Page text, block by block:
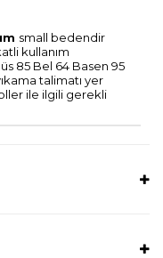
small bedendir
kullanım
85 Bel 64 Basen 95
talimatı yer
ile ilgili gerekli